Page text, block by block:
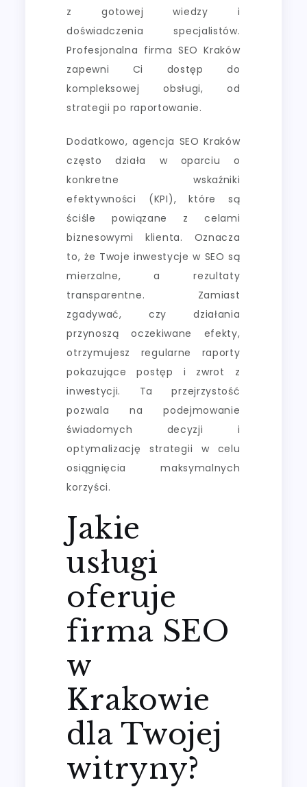
z gotowej wiedzy i
doświadczenia specjalistów.
Profesjonalna firma SEO Kraków
zapewni Ci dostęp do
kompleksowej obsługi, od
strategii po raportowanie.
Dodatkowo, agencja SEO Kraków
często działa w oparciu o
konkretne wskaźniki
efektywności (KPI), które są
ściśle powiązane z celami
biznesowymi klienta. Oznacza
to, że Twoje inwestycje w SEO są
mierzalne, a rezultaty
transparentne. Zamiast
zgadywać, czy działania
przynoszą oczekiwane efekty,
otrzymujesz regularne raporty
pokazujące postęp i zwrot z
inwestycji. Ta przejrzystość
pozwala na podejmowanie
świadomych decyzji i
optymalizację strategii w celu
osiągnięcia maksymalnych
korzyści.
Jakie
usługi
oferuje
firma SEO
w
Krakowie
dla Twojej
witryny?